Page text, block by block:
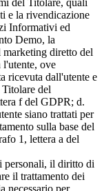
del Titolare, quali
e la rivendicazione
Informativi ed
Demo, la
diretto del
l'utente, ove
ricevuta dall'utente e
del
f del GDPR; d.
siano trattati per
sulla base del
1, lettera a del
personali, il diritto di
il trattamento dei
necessario per